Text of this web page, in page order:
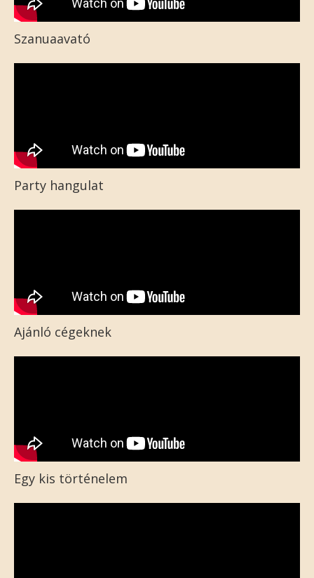
Szanuaavató
Party hangulat
Ajánló cégeknek
Egy kis történelem